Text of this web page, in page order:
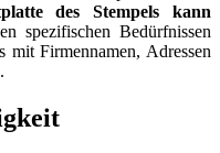
des Stempels kann
spezifischen Bedürfnissen
mit Firmennamen, Adressen